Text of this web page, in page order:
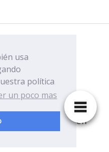
Playa del Carmen
usa
política
un poco mas